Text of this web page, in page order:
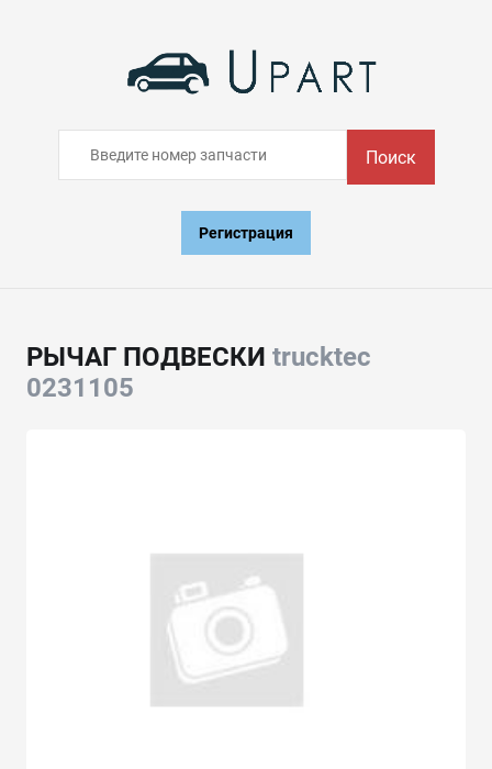
Поиск
Регистрация
РЫЧАГ ПОДВЕСКИ trucktec
0231105